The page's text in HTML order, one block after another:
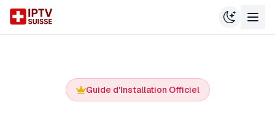
Guide d'Installation Officiel